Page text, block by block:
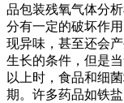
品包装残氧气体分
分有一定的破坏作
现异味，甚至还会
生长的条件，但是
以上时，食品和细
期。许多药品如铁